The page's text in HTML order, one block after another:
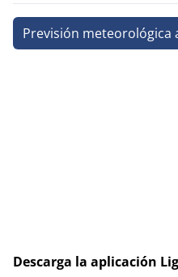
Previsión meteorológica
Descarga la aplicación